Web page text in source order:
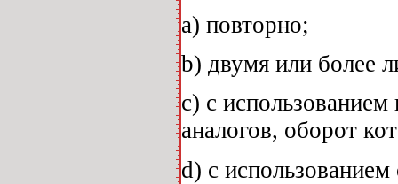
а) повторно;
b) двумя или более
c) с
аналогов, оборот
d) с